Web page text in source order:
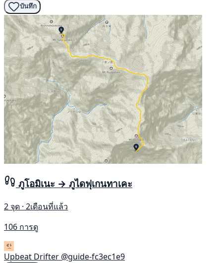
บันทึก
ภูโอมิเนะ → ภูไดฟุเกนทาเคะ
2 จุด · 2เดือนที่แล้ว
106 การดู
Upbeat Drifter @guide-fc3ec1e9